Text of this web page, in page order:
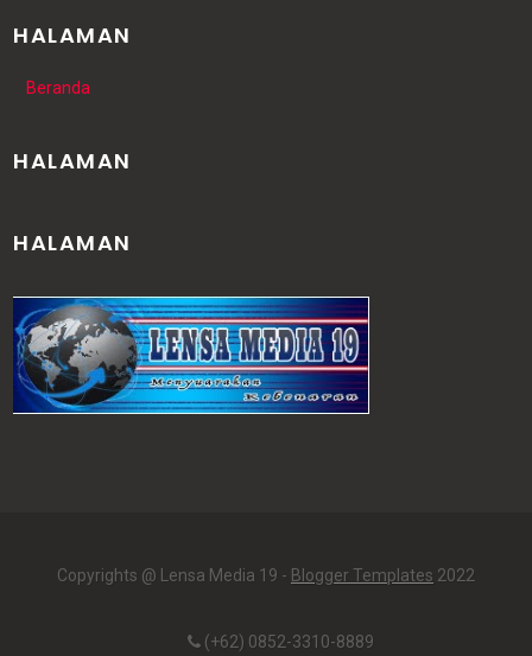
HALAMAN
Beranda
HALAMAN
HALAMAN
Copyrights @ Lensa Media 19 - Blogger Templates 2022
(+62) 0852-3310-8889